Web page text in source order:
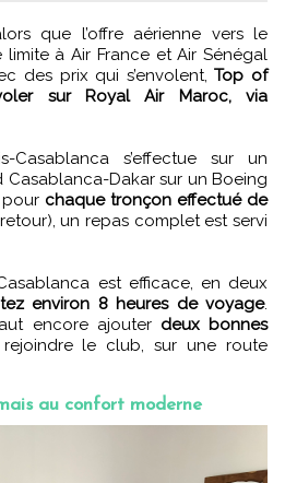
limite à Air France et Air Sénégal
des prix qui s’envolent,Top of
sur Royal Air Maroc, via
Casablanca s’effectue sur un
Dakar sur un Boeing
pour chaque tronçon effectué de
un repas complet est servi
est efficace, en deux
environ 8 heures de voyage.
encore ajouter deux bonnes
le club, sur une route
au confort moderne